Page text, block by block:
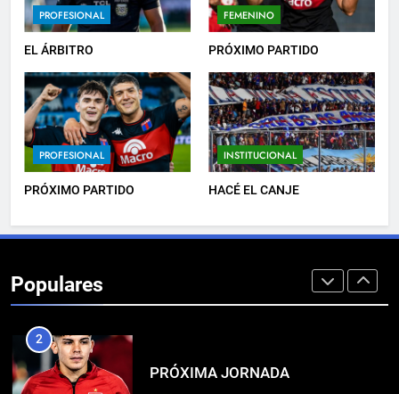
PROFESIONAL
EL ÁRBITRO
FEMENINO
PRÓXIMO PARTIDO
PROFESIONAL
PRÓXIMO PARTIDO
INSTITUCIONAL
HACÉ EL CANJE
Populares
DERROTA DE LOCAL
1
LISTA DE CONVOCADOS
PROFESIONAL
2
3
EL ÁRBITRO